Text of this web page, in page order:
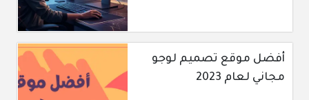
أفضل موقع تصميم لوجو
مجاني لعام 2023